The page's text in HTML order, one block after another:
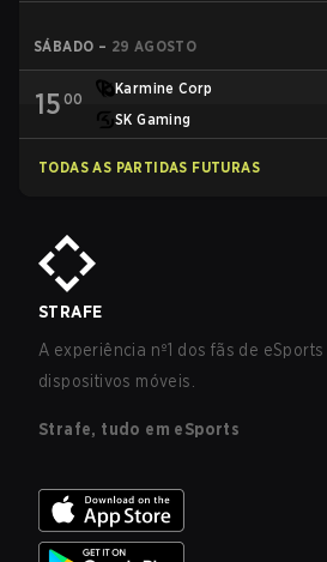
SÁBADO – 29 AGOSTO
15 00
Karmine Corp
SK Gaming
TODAS AS PARTIDAS FUTURAS
STRAFE
A experiência nº1 dos fãs de
dispositivos móveis.
Strafe, tudo em eSports